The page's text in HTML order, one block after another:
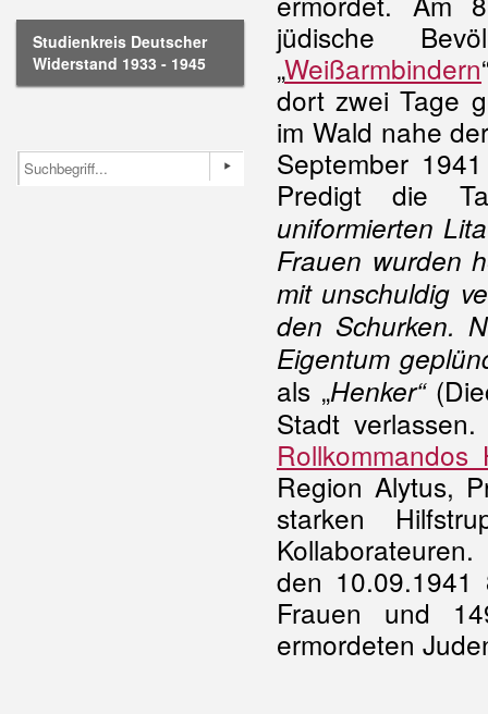
Studienkreis Deutscher
Widerstand 1933 - 1945
jüdische
„Weißarmbindern
dort zwei Tage
im Wald nahe
September
Predigt die
uniformierten
Frauen wurden
mit unschuldig
den Schurken.
Eigentum
als „Henker“
Stadt
Rollkommandos
Region Alytus,
starken
den
Frauen und
ermordeten